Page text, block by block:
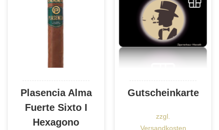
Plasencia Alma
Fuerte Sixto I
Hexagono
Gutscheinkarte
zzgl.
Versandkosten